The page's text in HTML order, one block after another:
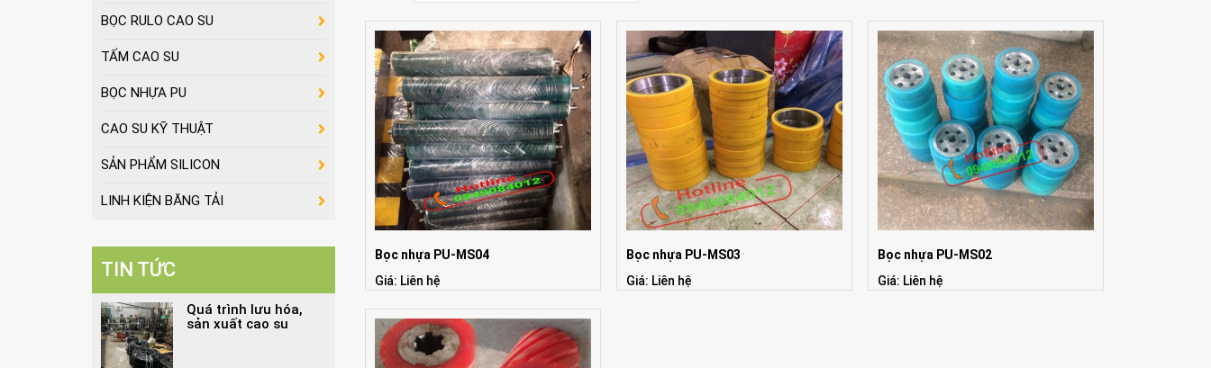
Bọc nhựa PU-MS04
Giá: Liên hệ
Bọc nhựa PU-MS03
Giá: Liên hệ
Bọc nhựa PU-MS02
Giá: Liên hệ
BỌC RULO CAO SU
TẤM CAO SU
BỌC NHỰA PU
CAO SU KỸ THUẬT
SẢN PHẨM SILICON
LINH KIỆN BĂNG TẢI
TIN TỨC
Quá trình lưu hóa,
sản xuất cao su